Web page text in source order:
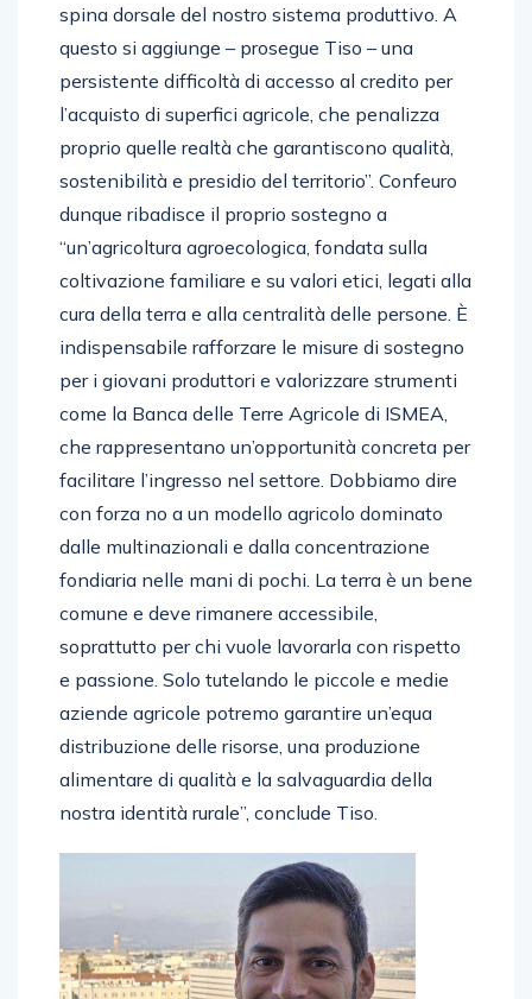
spina dorsale del nostro sistema produttivo. A
questo si aggiunge – prosegue Tiso – una
persistente difficoltà di accesso al credito per
l’acquisto di superfici agricole, che penalizza
proprio quelle realtà che garantiscono qualità,
sostenibilità e presidio del territorio”. Confeuro
dunque ribadisce il proprio sostegno a
“un’agricoltura agroecologica, fondata sulla
coltivazione familiare e su valori etici, legati alla
cura della terra e alla centralità delle persone. È
indispensabile rafforzare le misure di sostegno
per i giovani produttori e valorizzare strumenti
come la Banca delle Terre Agricole di ISMEA,
che rappresentano un’opportunità concreta per
facilitare l’ingresso nel settore. Dobbiamo dire
con forza no a un modello agricolo dominato
dalle multinazionali e dalla concentrazione
fondiaria nelle mani di pochi. La terra è un bene
comune e deve rimanere accessibile,
soprattutto per chi vuole lavorarla con rispetto
e passione. Solo tutelando le piccole e medie
aziende agricole potremo garantire un’equa
distribuzione delle risorse, una produzione
alimentare di qualità e la salvaguardia della
nostra identità rurale”, conclude Tiso.